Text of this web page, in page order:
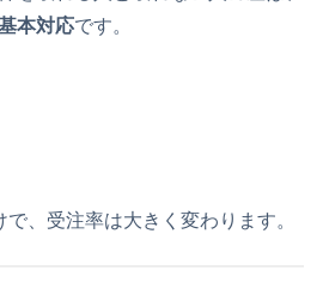
本対応です。
、受注率は大きく変わります。